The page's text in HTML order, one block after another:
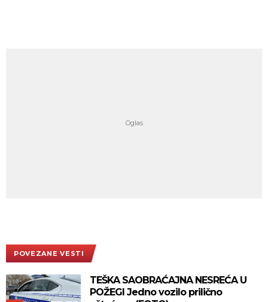
POVEZANE VESTI
TEŠKA SAOBRAĆAJNA NESREĆA U
POŽEGI Jedno vozilo prilično